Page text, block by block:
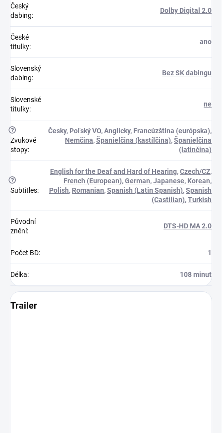
Český
dabing:
Dolby Digital 2.0
České
titulky:
ano
Slovenský
dabing:
Bez SK dabingu
Slovenské
titulky:
ne
?
Zvukové
stopy:
Česky, Poľský VO,Anglicky, Francúzština (európska),
Nemčina,Španielčina (kastílčina),Španielčina
(latinčina)
?
Subtitles:
English for the Deaf and Hard of Hearing,Czech/CZ,
French (European),German,Japanese, Korean,
Polish, Romanian,Spanish (Latin Spanish),Spanish
(Castilian),Turkish
Původní
znění:
DTS-HD MA 2.0
Počet BD: 1
Délka: 108 minut
Trailer